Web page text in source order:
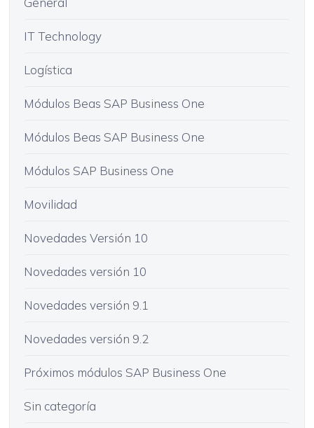
IT Technology
Logística
Módulos Beas SAP Business One
Módulos Beas SAP Business One
Módulos SAP Business One
Movilidad
Novedades Versión 10
Novedades versión 10
Novedades versión 9.1
Novedades versión 9.2
Próximos módulos SAP Business One
Sin categoría